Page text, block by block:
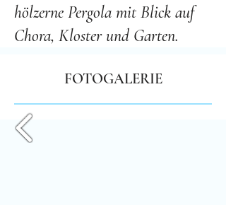
hölzerne Pergola mit Blick auf
Chora, Kloster und Garten.
FOTOGALERIE